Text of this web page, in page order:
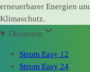
erneuerbarer Energien
Klimaschutz.
Ökostrom
Strom Easy 12
Strom Easy 24